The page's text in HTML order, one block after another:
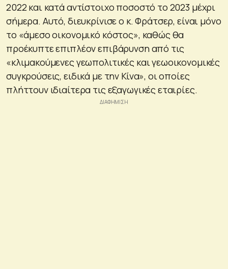
2022 και κατά αντίστοιχο ποσοστό το 2023 μέχρι
σήμερα. Αυτό, διευκρίνισε ο κ. Φράτσερ, είναι μόνο
το «άμεσο οικονομικό κόστος», καθώς θα
προέκυπτε επιπλέον επιβάρυνση από τις
«κλιμακούμενες γεωπολιτικές και γεωοικονομικές
συγκρούσεις, ειδικά με την Κίνα», οι οποίες
πλήττουν ιδιαίτερα τις εξαγωγικές εταιρίες.